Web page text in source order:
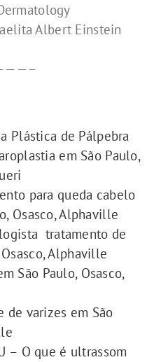
Albert Einstein
Plástica de Pálpebra
em São Paulo,
para queda cabelo
Osasco, Alphaville
tratamento de
Alphaville
São Paulo, Osasco,
de varizes em São
– O que é ultrassom